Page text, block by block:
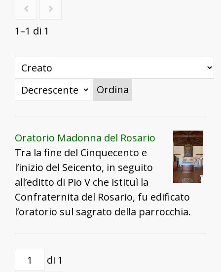
1–1 di 1
Ordina
Oratorio Madonna del Rosario
Tra la fine del Cinquecento e
l’inizio del Seicento, in seguito
all’editto di Pio V che istituì la
Confraternita del Rosario, fu edificato
l’oratorio sul sagrato della parrocchia.
di 1